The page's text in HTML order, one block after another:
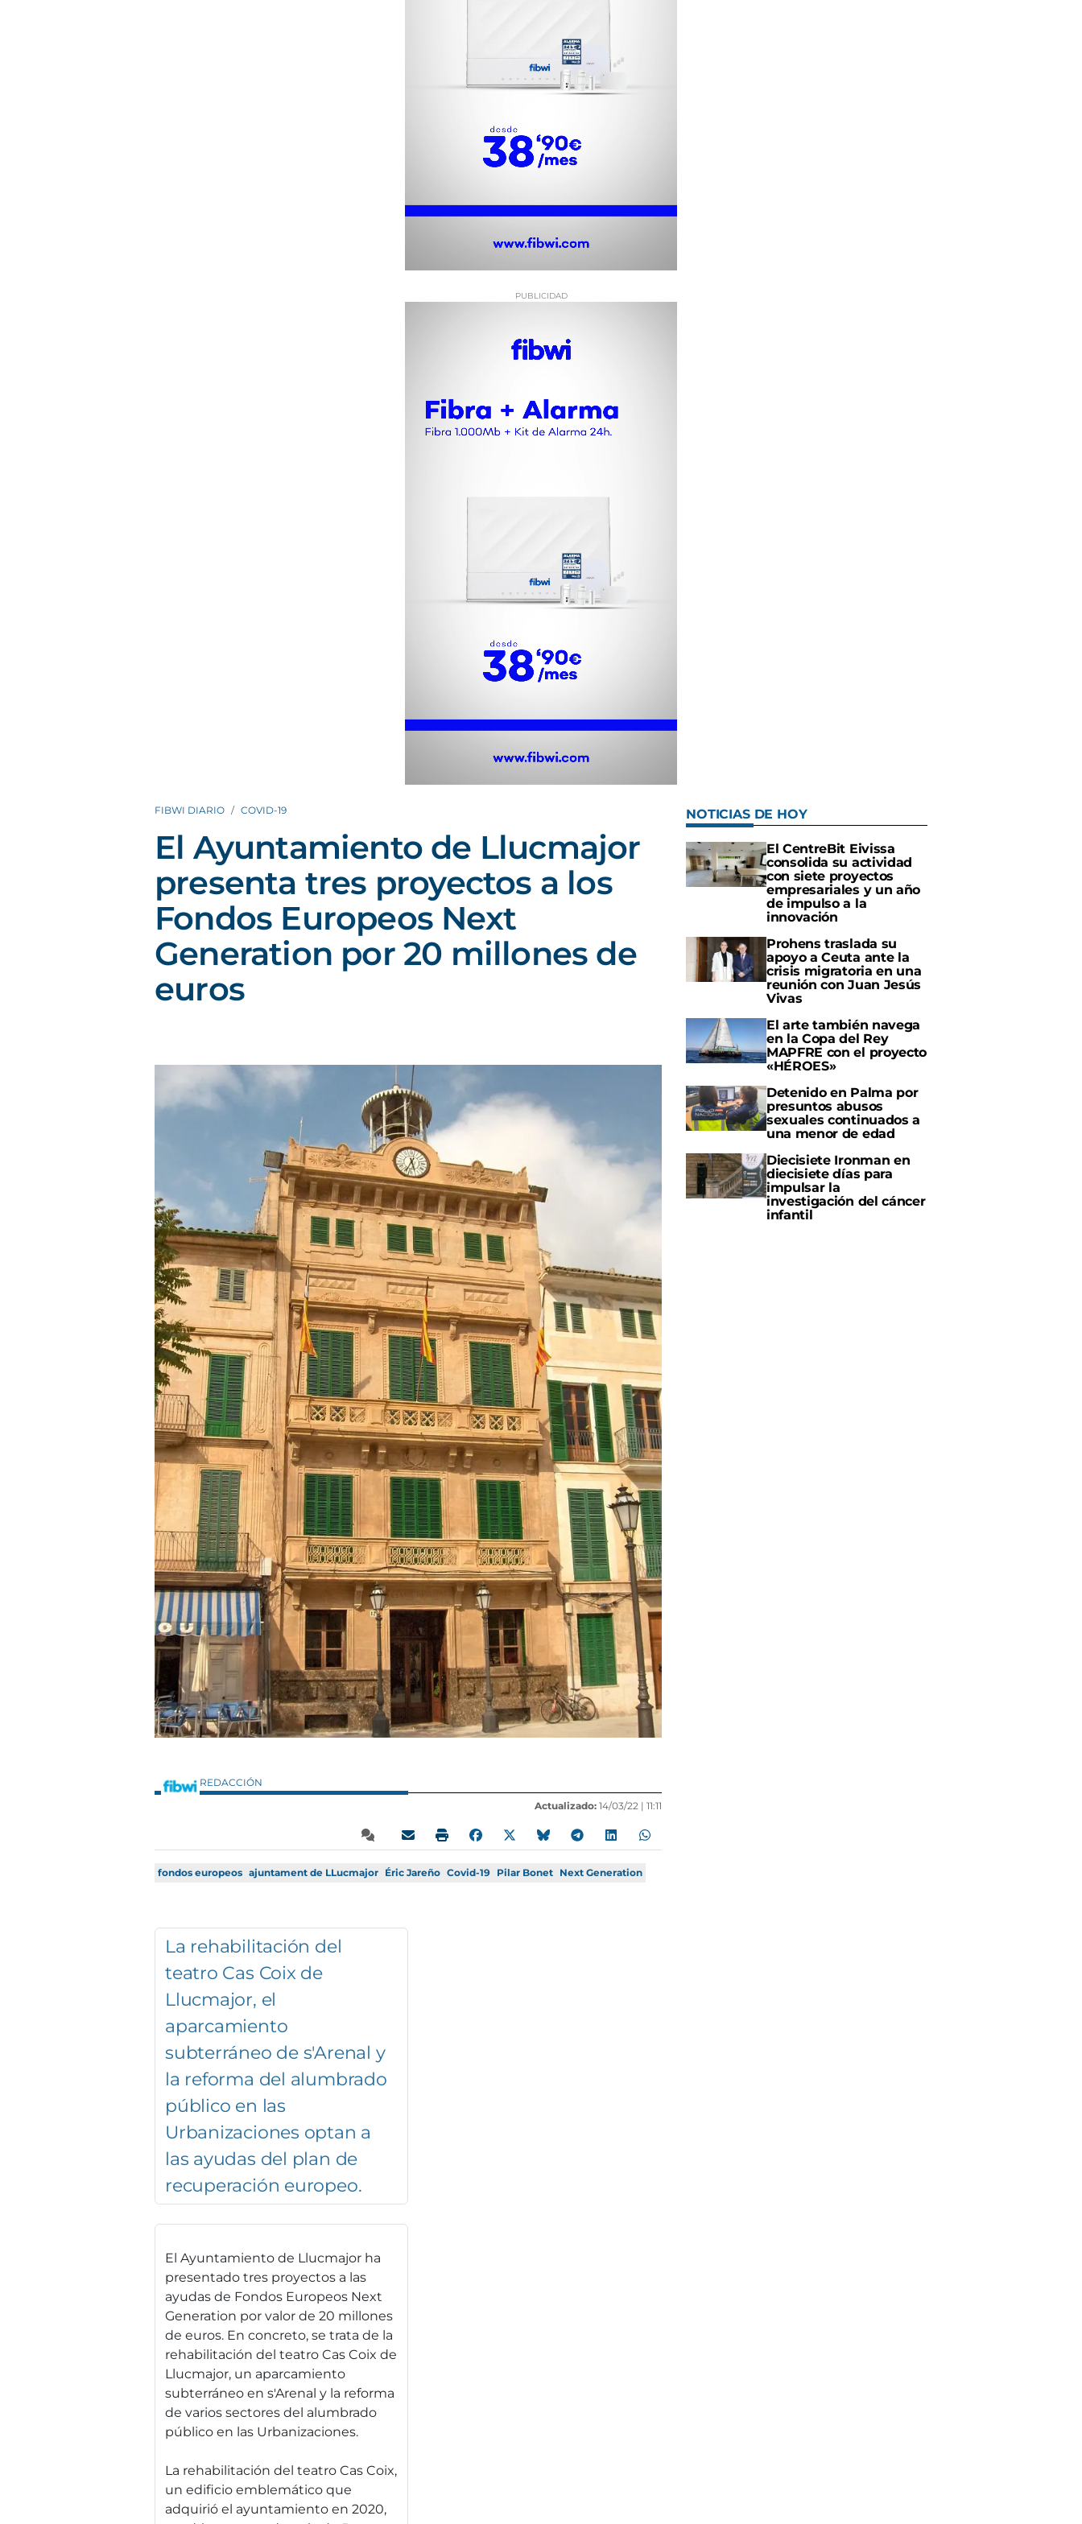
FIBWI DIARIO COVID-19
El Ayuntamiento de Llucmajor
presenta tres proyectos a los
Fondos Europeos Next
Generation por 20 millones de
euros
REDACCIÓN
Actualizado: 14/03/22 | 11:11
fondos europeos ajuntament de LLucmajor Éric Jareño Covid-19 Pilar Bonet Next Generation
La rehabilitación del
teatro Cas Coix de
Llucmajor, el
aparcamiento
subterráneo de s'Arenal y
la reforma del alumbrado
público en las
Urbanizaciones optan a
las ayudas del plan de
recuperación europeo.
El Ayuntamiento de Llucmajor ha
presentado tres proyectos a las
ayudas de Fondos Europeos Next
Generation por valor de 20 millones
de euros. En concreto, se trata de la
rehabilitación del teatro Cas Coix de
Llucmajor, un aparcamiento
subterráneo en s'Arenal y la reforma
de varios sectores del alumbrado
público en las Urbanizaciones.
La rehabilitación del teatro Cas Coix,
un edificio emblemático que
adquirió el ayuntamiento en 2020,
NOTICIAS DE HOY
El CentreBit Eivissa
consolida su actividad
con siete proyectos
empresariales y un año
de impulso a la
innovación
Prohens traslada su
apoyo a Ceuta ante la
crisis migratoria en una
reunión con Juan Jesús
Vivas
El arte también navega
en la Copa del Rey
MAPFRE con el proyecto
«HÉROES»
Detenido en Palma por
presuntos abusos
sexuales continuados a
una menor de edad
Diecisiete Ironman en
diecisiete días para
impulsar la
investigación del cáncer
infantil